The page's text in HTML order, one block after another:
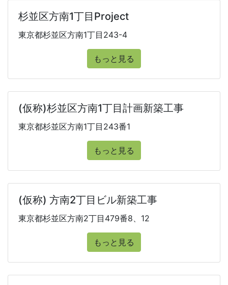
杉並区方南1丁目Project
東京都杉並区方南1丁目243-4
もっと見る
(仮称)杉並区方南1丁目計画新築工事
東京都杉並区方南1丁目243番1
もっと見る
(仮称) 方南2丁目ビル新築工事
東京都杉並区方南2丁目479番8、12
もっと見る